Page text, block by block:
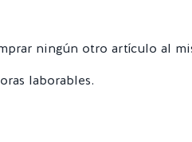
ningún otro artículo al
laborables.